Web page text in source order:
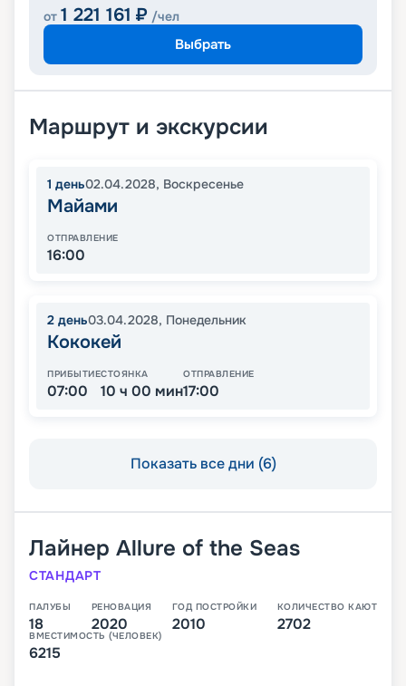
от 1 221 161 ₽ /чел
Выбрать
Маршрут и экскурсии
1 день02.04.2028, Воскресенье
Майами
ОТПРАВЛЕНИЕ
16:00
2 день03.04.2028, Понедельник
Кококей
ПРИБЫТИЕ
07:00
СТОЯНКА
10 ч 00 мин
ОТПРАВЛЕНИЕ
17:00
Показать все дни (6)
Лайнер Allure of the Seas
СТАНДАРТ
ПАЛУБЫ
18
РЕНОВАЦИЯ
2020
ГОД ПОСТРОЙКИ
2010
КОЛИЧЕСТВО КАЮТ
2702
ВМЕСТИМОСТЬ (ЧЕЛОВЕК)
6215